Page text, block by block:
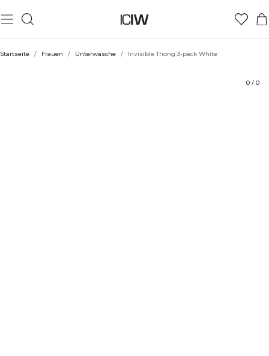
Startseite / Frauen / Unterwäsche / Invisible Thong 3-pack White
0 / 0